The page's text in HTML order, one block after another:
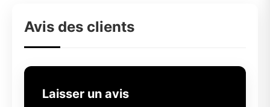
Avis des clients
Laisser un avis